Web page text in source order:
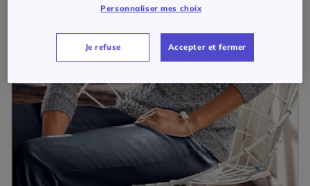
Personnaliser mes choix
Je refuse Accepter et fermer